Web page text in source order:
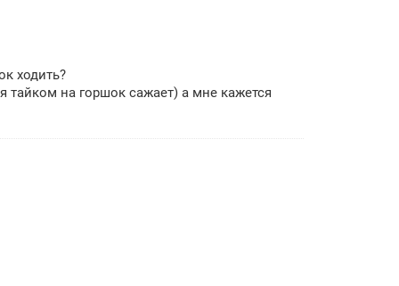
ходить?
тайком на горшок сажает) а мне кажется